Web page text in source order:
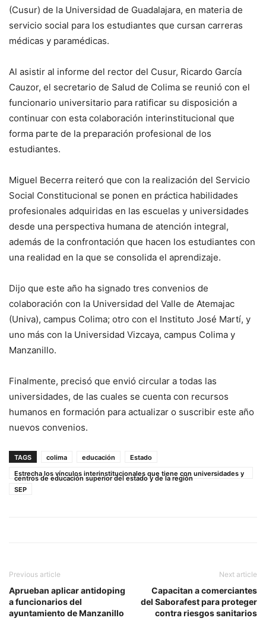
(Cusur) de la Universidad de Guadalajara, en materia de
servicio social para los estudiantes que cursan carreras
médicas y paramédicas.
Al asistir al informe del rector del Cusur, Ricardo García
Cauzor, el secretario de Salud de Colima se reunió con el
funcionario universitario para ratificar su disposición a
continuar con esta colaboración interinstitucional que
forma parte de la preparación profesional de los
estudiantes.
Miguel Becerra reiteró que con la realización del Servicio
Social Constitucional se ponen en práctica habilidades
profesionales adquiridas en las escuelas y universidades
desde una perspectiva humana de atención integral,
además de la confrontación que hacen los estudiantes con
una realidad en la que se consolida el aprendizaje.
Dijo que este año ha signado tres convenios de
colaboración con la Universidad del Valle de Atemajac
(Univa), campus Colima; otro con el Instituto José Martí, y
uno más con la Universidad Vizcaya, campus Colima y
Manzanillo.
Finalmente, precisó que envió circular a todas las
universidades, de las cuales se cuenta con recursos
humanos en formación para actualizar o suscribir este año
nuevos convenios.
TAGS colima educación
Estado
Estrecha los vínculos interinstitucionales que tiene con universidades y
centros de educación superior del estado y de la región
SEP
Previous article
Aprueban aplicar antidoping
a funcionarios del
ayuntamiento de Manzanillo
Next article
Capacitan a comerciantes
del Saborafest para proteger
contra riesgos sanitarios